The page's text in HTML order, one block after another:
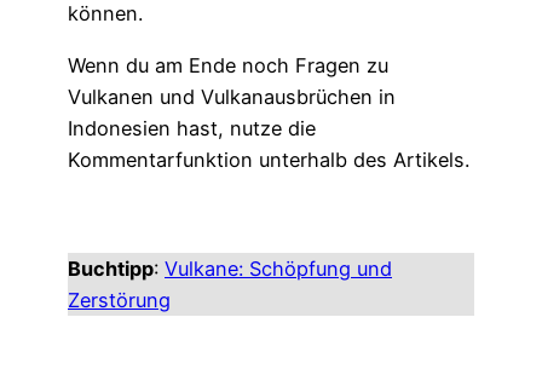
können.
Wenn du am Ende noch Fragen zu
Vulkanen und Vulkanausbrüchen in
Indonesien hast, nutze die
Kommentarfunktion unterhalb des Artikels.
Buchtipp: Vulkane: Schöpfung und
Zerstörung